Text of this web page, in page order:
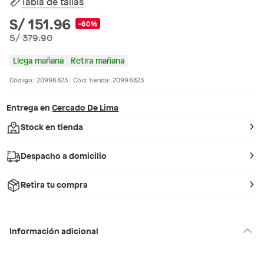
S/ 151.96 -60%
S/ 379.90
Llega mañana Retira mañana
Código: 20996823 Cód. tienda: 20996823
Entrega en Cercado De Lima
Stock en tienda
Despacho a domicilio
Retira tu compra
Información adicional